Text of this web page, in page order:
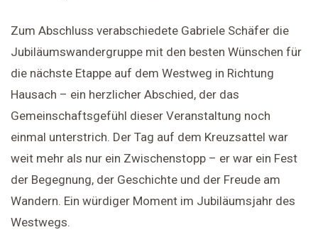
Zum Abschluss verabschiedete Gabriele Schäfer die
Jubiläumswandergruppe mit den besten Wünschen für
die nächste Etappe auf dem Westweg in Richtung
Hausach – ein herzlicher Abschied, der das
Gemeinschaftsgefühl dieser Veranstaltung noch
einmal unterstrich. Der Tag auf dem Kreuzsattel war
weit mehr als nur ein Zwischenstopp – er war ein Fest
der Begegnung, der Geschichte und der Freude am
Wandern. Ein würdiger Moment im Jubiläumsjahr des
Westwegs.